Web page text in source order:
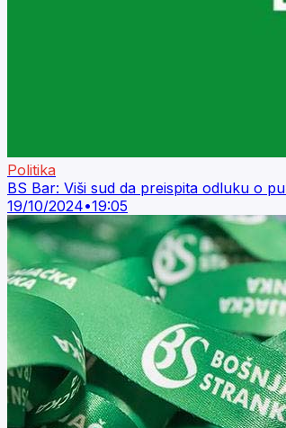
Politika
BS Bar: Viši sud da preispita odluku o
19/10/2024•19:05